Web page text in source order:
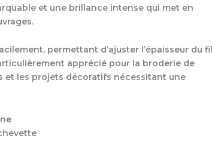
et une brillance intense qui met en
permettant d’ajuster l’épaisseur du fil
apprécié pour la broderie de
et les projets décoratifs nécessitant une